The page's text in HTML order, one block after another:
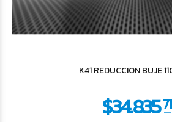
K41 REDUCCION BUJE
$77277